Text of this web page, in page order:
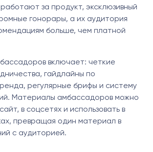
за продукт, эксклюзивный
гонорары, а их аудитория
больше, чем платной
включает: четкие
гайдлайны по
регулярные брифы и систему
Материалы амбассадоров можно
в соцсетях и использовать в
превращая один материал в
с аудиторией.